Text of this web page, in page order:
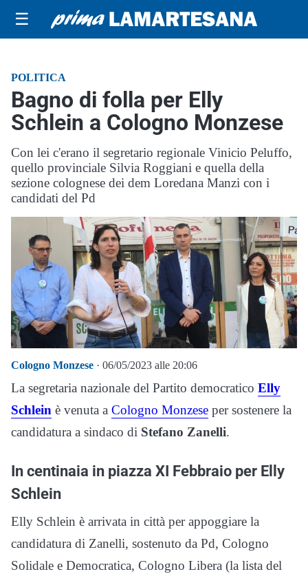
☰
POLITICA
Bagno di folla per Elly
Schlein a Cologno Monzese
Con lei c'erano il segretario regionale Vinicio Peluffo,
quello provinciale Silvia Roggiani e quella della
sezione colognese dei dem Loredana Manzi con i
candidati del Pd
Cologno Monzese · 06/05/2023 alle 20:06
La segretaria nazionale del Partito democratico Elly
Schlein è venuta a Cologno Monzese per sostenere la
candidatura a sindaco di Stefano Zanelli.
In centinaia in piazza XI Febbraio per Elly
Schlein
Elly Schlein è arrivata in città per appoggiare la
candidatura di Zanelli, sostenuto da Pd, Cologno
Solidale e Democratica, Cologno Libera (la lista del